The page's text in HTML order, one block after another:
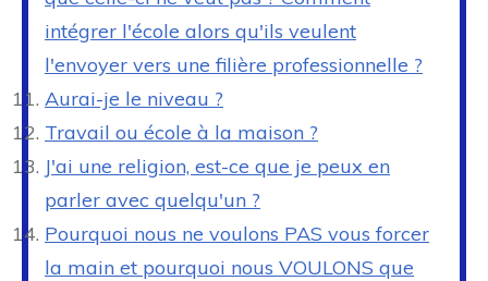
intégrer l'école alors qu'ils veulent
l'envoyer vers une filière professionnelle ?
Aurai-je le niveau ?
Travail ou école à la maison ?
J'ai une religion, est-ce que je peux en
parler avec quelqu'un ?
Pourquoi nous ne voulons PAS vous forcer
la main et pourquoi nous VOULONS que